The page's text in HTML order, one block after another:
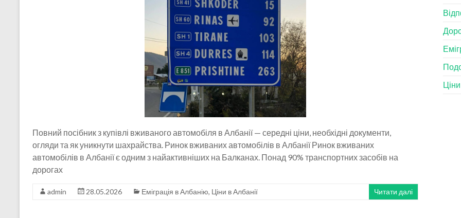
Повний посібник з купівлі вживаного автомобіля в Албанії — середні ціни, необхідні документи,
огляди та як уникнути шахрайства. Ринок вживаних автомобілів в Албанії Ринок вживаних
автомобілів в Албанії є одним з найактивніших на Балканах. Понад 90% транспортних засобів на
дорогах
admin 28.05.2026 Еміграція в Албанію, Ціни в Албанії Читати далі